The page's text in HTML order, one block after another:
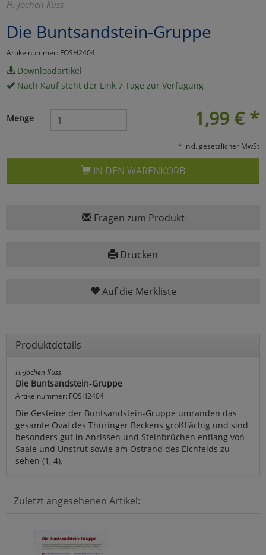
H.-Jochen Kuss
Die Buntsandstein-Gruppe
Artikelnummer: FOSH2404
Downloadartikel
Nach Kauf steht der Link 7 Tage zur Verfügung
1,99 € *
Menge
* inkl. gesetzlicher MwSt
IN DEN WARENKORB
Fragen zum Produkt
Drucken
Auf die Merkliste
Produktdetails
H.-Jochen Kuss
Die Buntsandstein-Gruppe
Artikelnummer: FOSH2404
Die Gesteine der Buntsandstein-Gruppe umranden das
gesamte Oval des Thüringer Beckens großflächig und sind
besonders gut in Anrissen und Steinbrüchen entlang von
Saale und Unstrut sowie am Ostrand des Eichfelds zu
sehen (1, 4).
Zuletzt angesehenen Artikel:
Umfragetools
zu Haupptseite